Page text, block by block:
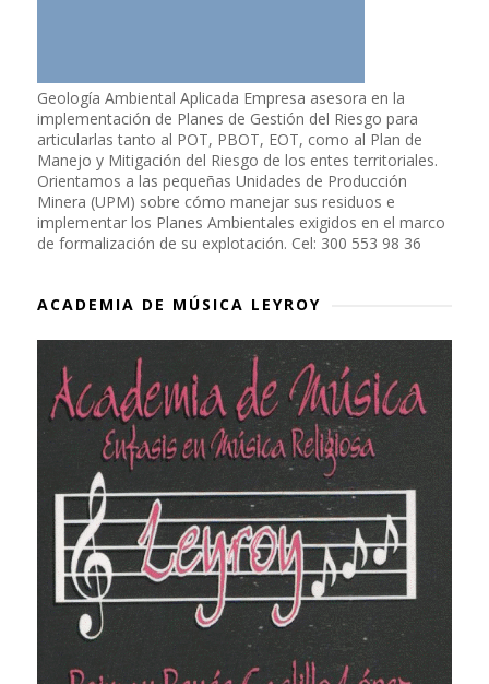
Geología Ambiental Aplicada Empresa asesora en la
implementación de Planes de Gestión del Riesgo para
articularlas tanto al POT, PBOT, EOT, como al Plan de
Manejo y Mitigación del Riesgo de los entes territoriales.
Orientamos a las pequeñas Unidades de Producción
Minera (UPM) sobre cómo manejar sus residuos e
implementar los Planes Ambientales exigidos en el marco
de formalización de su explotación. Cel: 300 553 98 36
ACADEMIA DE MÚSICA LEYROY